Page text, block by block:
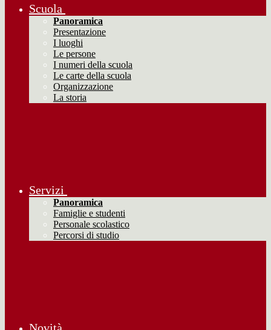
Scuola
Panoramica
Presentazione
I luoghi
Le persone
I numeri della scuola
Le carte della scuola
Organizzazione
La storia
Servizi
Panoramica
Famiglie e studenti
Personale scolastico
Percorsi di studio